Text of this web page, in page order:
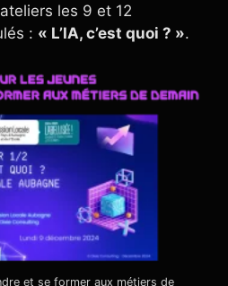
les 9 et 12
: « L’IA, c’est quoi ? ».
et se former aux métiers de